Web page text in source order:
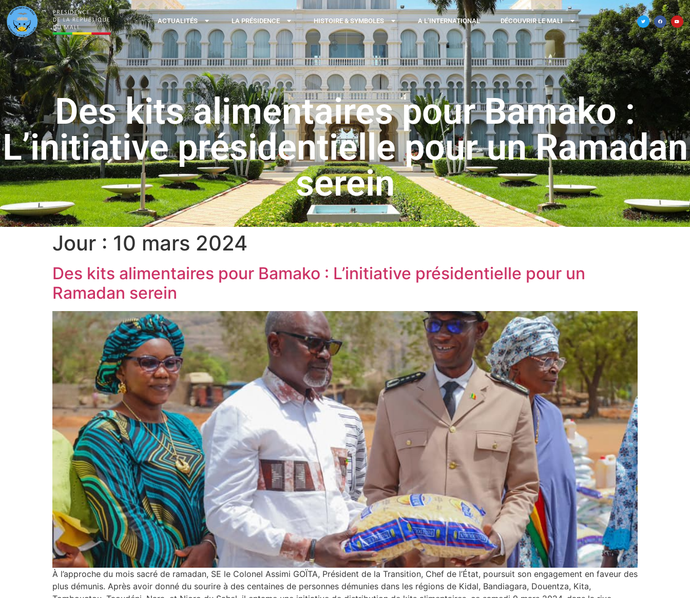
ACTUALITÉS LA PRÉSIDENCE HISTOIRE & SYMBOLES A L’INTERNATIONAL DÉCOUVRIR LE MALI
Des kits alimentaires pour Bamako :
L’initiative présidentielle pour un Ramadan
serein
Jour : 10 mars 2024
Des kits alimentaires pour Bamako : L’initiative présidentielle pour un
Ramadan serein
À l’approche du mois sacré de ramadan, SE le Colonel Assimi GOÏTA, Président de la Transition, Chef de l’État, poursuit son engagement en faveur des
plus démunis. Après avoir donné du sourire à des centaines de personnes démunies dans les régions de Kidal, Bandiagara, Douentza, Kita,